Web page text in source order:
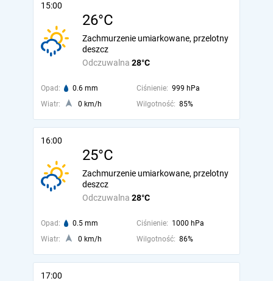
15:00
26°C
Odczuwalna 28°C
Zachmurzenie umiarkowane, przelotny
deszcz
Opad: 0.6 mm Ciśnienie: 999 hPa
Wiatr:
0 km/h Wilgotność: 85%
16:00
25°C
Odczuwalna 28°C
Zachmurzenie umiarkowane, przelotny
deszcz
Opad: 0.5 mm Ciśnienie: 1000 hPa
Wiatr:
0 km/h Wilgotność: 86%
17:00